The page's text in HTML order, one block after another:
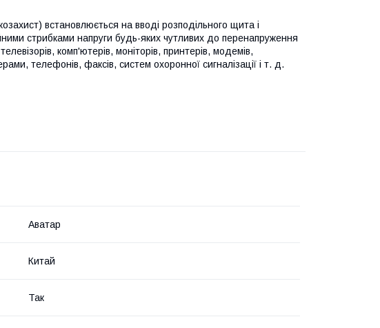
встановлюється на вводі розподільного щита і
стрибками напруги будь-яких чутливих до перенапруження
комп'ютерів, моніторів, принтерів, модемів,
телефонів, факсів, систем охоронної сигналізації і т. д.
Аватар
Китай
Так